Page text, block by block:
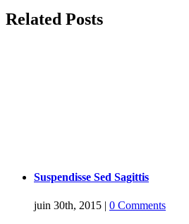
Related Posts
Suspendisse Sed Sagittis
juin 30th, 2015 | 0 Comments